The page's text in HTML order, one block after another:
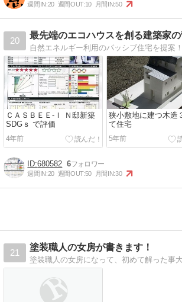
週間IN:20 週間OUT:10 月間IN:50
20
最先端のエコハウスを創る建築家
自然エネルギー利用のパッシブ住宅を提案！
ＣＡＳＢＥＥ-Ｉ Ｎ邸新築
SDGｓ で評価
4年前
狭小敷地に建つ木造
て住宅
5年前
680582 6
週間IN:20 週間OUT:50 月間IN:30
21
塗装職人の女房が書きます！